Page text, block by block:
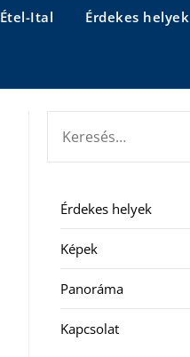
Étel-Ital Érdekes helyek
Érdekes helyek
Képek
Panoráma
Kapcsolat